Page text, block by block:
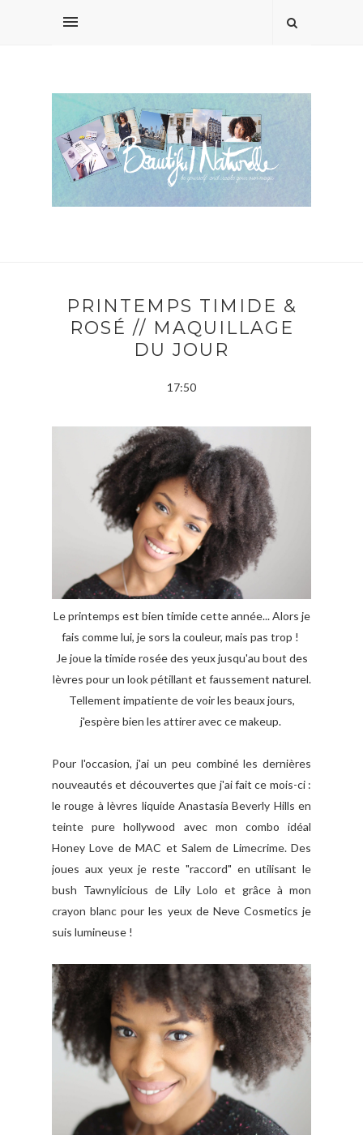
PRINTEMPS TIMIDE &
ROSÉ // MAQUILLAGE
DU JOUR
17:50
Le printemps est bien timide cette année... Alors je
fais comme lui, je sors la couleur, mais pas trop !
Je joue la timide rosée des yeux jusqu'au bout des
lèvres pour un look pétillant et faussement naturel.
Tellement impatiente de voir les beaux jours,
j'espère bien les attirer avec ce makeup.
Pour l'occasion, j'ai un peu combiné les dernières
nouveautés et découvertes que j'ai fait ce mois-ci :
le rouge à lèvres liquide Anastasia Beverly Hills en
teinte pure hollywood avec mon combo idéal
Honey Love de MAC et Salem de Limecrime. Des
joues aux yeux je reste "raccord" en utilisant le
bush Tawnylicious de Lily Lolo et grâce à mon
crayon blanc pour les yeux de Neve Cosmetics je
suis lumineuse !